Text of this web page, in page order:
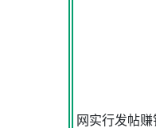
网实行发帖